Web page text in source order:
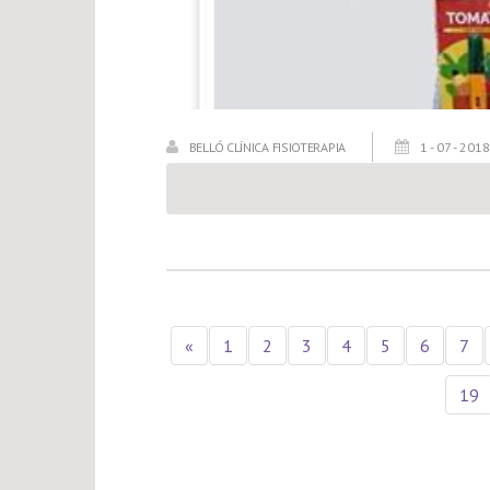
BELLÓ CLÍNICA FISIOTERAPIA 1 - 07 - 2018
« 1 2 3 4 5 6 7
19